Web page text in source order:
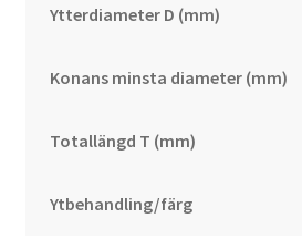
Ytterdiameter D (mm)
Konans minsta diameter (mm)
Totallängd T (mm)
Ytbehandling/färg